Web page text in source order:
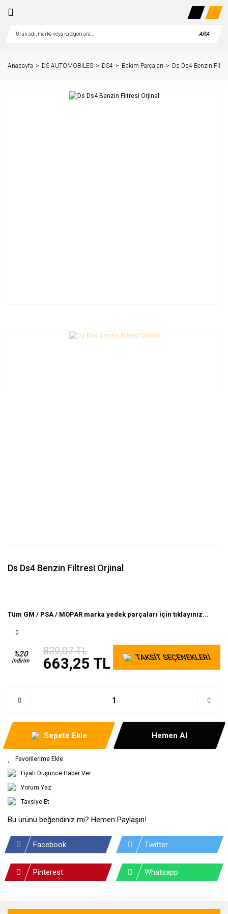
ARA
Anasayfa DS AUTOMOBILES DS4 Bakım Parçaları Ds Ds4 Benzin
Ds Ds4 Benzin Filtresi Orjinal
Tüm GM / PSA / MOPAR marka yedek parçaları için tıklayınız...
0
%20
indirim
829,07 TL
663,25 TL TAKSİT SEÇENEKLERİ
Sepete Ekle Hemen Al
Fiyatı Düşünce Haber Ver
Yorum Yaz
Tavsiye Et
Bu ürünü beğendiniz mi? Hemen Paylaşın!
Facebook Twitter
Pinterest Whatsapp